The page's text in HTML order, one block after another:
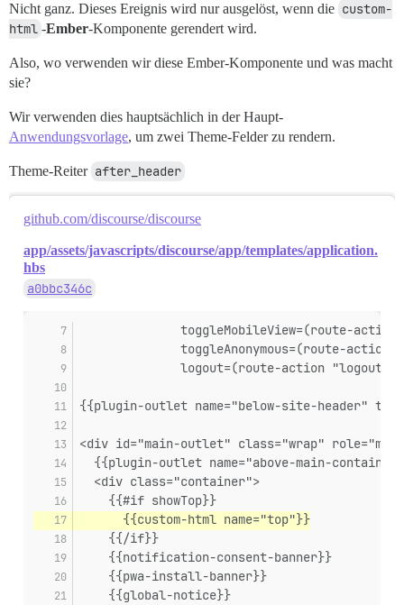
Nicht ganz. Dieses Ereignis wird nur ausgelöst, wenn die custom-
html -Ember-Komponente gerendert wird.
Also, wo verwenden wir diese Ember-Komponente und was macht
sie?
Wir verwenden dies hauptsächlich in der Haupt-
Anwendungsvorlage, um zwei Theme-Felder zu rendern.
Theme-Reiter after_header
github.com/discourse/discourse
app/assets/javascripts/discourse/app/templates/application.
hbs
a0bbc346c
toggleMobileView=(route-action
toggleAnonymous=(route-action
logout=(route-action
{{plugin-outlet name="below-site-header"
<div id="main-outlet" class="wrap"
{{plugin-outlet name="above-main-
  <div class="container">
    {{#if showTop}}
      {{custom-html name="top"}}
    {{/if}}
    {{notification-consent-banner}}
    {{pwa-install-banner}}
    {{global-notice}}